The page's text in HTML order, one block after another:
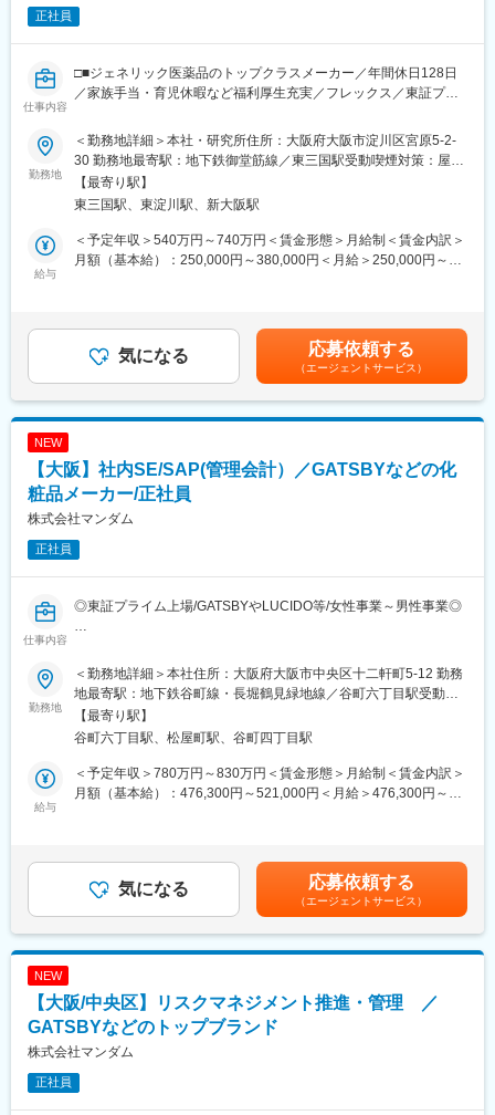
◎新規開拓アプローチ
◎学会活動や歯科医師会等への参加を通じた、中長期的なコネク
◎CRMシステムでの顧客管理 など
■組織体制：
営業メンバー：20名
■企業魅力：
のもと、歯科医療の未来を変えるサービスを展開しています。
★AIやSaaSを活用し、歯科医院の業務改革を推進しています。
新サービス「paylight X」を通じて、予約・決済・コミュニケーシ
急成長フェーズならではのスピード感があり、年齢や役職に関係
なく主体的な提案やチャレンジが歓迎される環境です。
変更の範囲：会社の定める業務
正社員
仕事内容
□■ジェネリック医薬品のトップクラスメーカー／年間休日128日
／家族手当・育児休暇など福利厚生充実／フレックス／東証プラ
■業務内容：
ジェネリック医薬品の研究開発における生物学的同等性（BE）試
験（臨床試験）に係わる製剤評価及び生体試料分析業務をお願い
します。
■具体的には：
※短期的には、まずは上記業務をご担当いただき、中期的には最新
の科学技術に基づいたヒトPK予測精度を目的とした新規評価法の
◎数多くの品目のBE試験に携わることができ、BE検証に関する専
門性を高めることができます。
◎学会参加・発表、論文投稿、学位取得等の学術的な研究活動に
験や膜透過性評価等）に関する知識をお持ちの方
・生理学に基づく生物薬剤モデリング（Physiologically?based?
・血中薬物濃度分析業務の経験がある方（HPLCやMS/MS）
・ICHを始めとしたレギュレーションに関する知識をお持ちの方
■当社に関して：
慣病（高血圧症、脂質異常症、糖尿病等）治療剤、抗がん剤など
医療用医薬品約800品目を扱い全国約8,000病院、5万8,000の保険
◇事業内容：医薬品の製造販売および輸出入、健康食品の製造販
療剤、抗がん剤など医療用医薬品約800品目をラインナップ
勤務地
＜勤務地詳細＞本社・研究所住所：大阪府大阪市淀川区宮原5-2-
30 勤務地最寄駅：地下鉄御堂筋線／東三国駅受動喫煙対策：屋内
全面禁煙変更の範囲：会社の定める事業所
【最寄り駅】
東三国駅、東淀川駅、新大阪駅
給与
＜予定年収＞540万円～740万円＜賃金形態＞月給制＜賃金内訳＞
月額（基本給）：250,000円～380,000円＜月給＞250,000円～
あり、選考を通じて上下する可能性があります。月給(月額)は固定
手当を含めた表記です。
気になる 応募依頼する
（エージェントサービス）
NEW
【大阪】社内SE/SAP(管理会計）／GATSBYなどの化
粧品メーカー/正社員
株式会社マンダム
正社員
仕事内容
◎東証プライム上場/GATSBYやLUCIDO等/女性事業～男性事業◎
・現在、海外も合わせたマンダムグループの基幹システムとして
SAP ERP6.0を採用しており、日本4社インドネシア製販会社・タ
イ販社へ導入済みで日本側からサポート中。
・改善テーマも多数あり、販売管理を汎用機からSAPへ移管、将
来的なS/4 HANAアップグレード等。社内SEとして、マンダムグ
ループの基幹システムプロジェクトを推進頂ける方を募集してお
ります。
・ベンダーマネジメント
・要件定義（業務／システムとユーザー要望のFit2Standard）
就業場所の変更の範囲：会社の拠点がある国内外全ての定められ
た場所（テレワークを行う場所を含む））
業務内容の変更の範囲：会社の定める全ての業務への変更の可能
勤務地
＜勤務地詳細＞本社住所：大阪府大阪市中央区十二軒町5-12 勤務
地最寄駅：地下鉄谷町線・長堀鶴見緑地線／谷町六丁目駅受動喫
煙対策：屋内全面禁煙変更の範囲：会社の定める事業所
【最寄り駅】
谷町六丁目駅、松屋町駅、谷町四丁目駅
給与
＜予定年収＞780万円～830万円＜賃金形態＞月給制＜賃金内訳＞
月額（基本給）：476,300円～521,000円＜月給＞476,300円～
賃金はあくまでも目安の金額であり、選考を通じて上下する可能
性があります。月給(月額)は固定手当を含めた表記です。
気になる 応募依頼する
（エージェントサービス）
NEW
【大阪/中央区】リスクマネジメント推進・管理 ／
GATSBYなどのトップブランド
株式会社マンダム
正社員